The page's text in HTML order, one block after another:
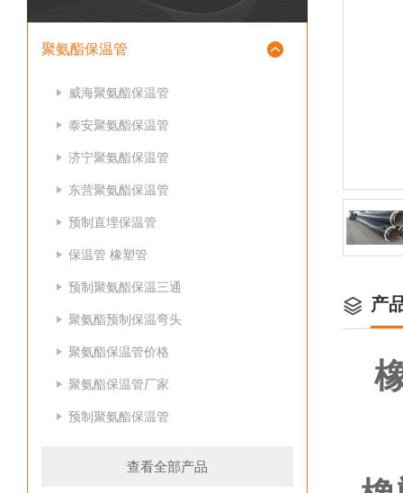
聚氨酯保温管
威海聚氨酯保温管
泰安聚氨酯保温管
济宁聚氨酯保温管
东营聚氨酯保温管
预制直埋保温管
保温管 橡塑管
预制聚氨酯保温三通
聚氨酯预制保温弯头
聚氨酯保温管价格
聚氨酯保温管厂家
预制聚氨酯保温管
查看全部产品
产